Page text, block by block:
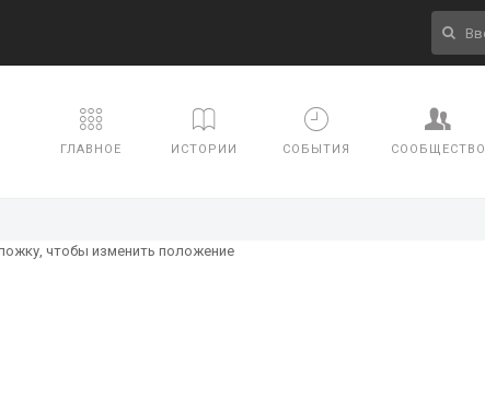
ГЛАВНОЕ ИСТОРИИ СОБЫТИЯ СООБЩЕСТВО
чтобы изменить положение